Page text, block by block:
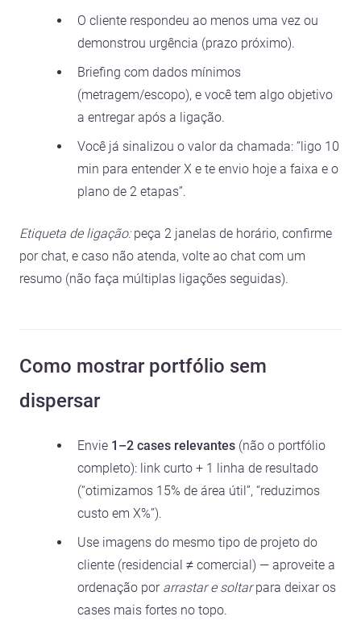
O cliente respondeu ao menos uma vez ou
demonstrou urgência (prazo próximo).
Briefing com dados mínimos
(metragem/escopo), e você tem algo objetivo
a entregar após a ligação.
Você já sinalizou o valor da chamada: “ligo 10
min para entender X e te envio hoje a faixa e o
plano de 2 etapas”.
Etiqueta de ligação:peça 2 janelas de horário, confirme
por chat, e caso não atenda, volte ao chat com um
resumo (não faça múltiplas ligações seguidas).
Como mostrar portfólio sem
dispersar
Envie 1–2 cases relevantes (não o portfólio
completo): link curto + 1 linha de resultado
(“otimizamos 15% de área útil”, “reduzimos
custo em X%”).
Use imagens do mesmo tipo de projeto do
cliente (residencial ≠ comercial) — aproveite a
ordenação por arrastar e soltarpara deixar os
cases mais fortes no topo.